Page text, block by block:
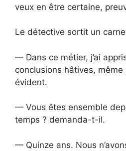
veux en être certaine,
Le détective sortit un
— Dans ce métier, j’ai
conclusions hâtives,
évident.
— Vous êtes ensemble
temps ? demanda-t-il.
— Quinze ans. Nous